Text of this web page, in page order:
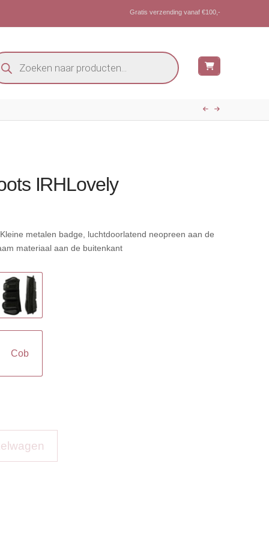
Gratis verzending vanaf €100,-
IRHLovely
metalen badge, luchtdoorlatend neopreen aan de
materiaal aan de buitenkant
Cob